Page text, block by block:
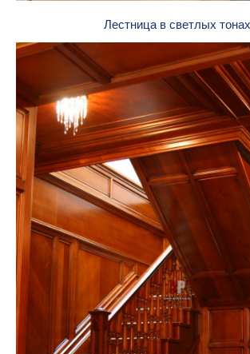
Лестница в светлых тонах